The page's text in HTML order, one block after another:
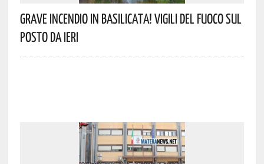
Grave Incendio In Basilicata! Vigili Del Fuoco Sul
Posto Da Ieri